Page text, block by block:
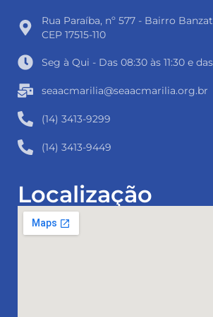
Rua Paraíba, nº 577 - Bairro
CEP 17515-110
Seg à Qui - Das 08:30 às 11:30 e das
seaacmarilia@seaacmarilia.org.br
(14) 3413-9299
(14) 3413-9449
Localização